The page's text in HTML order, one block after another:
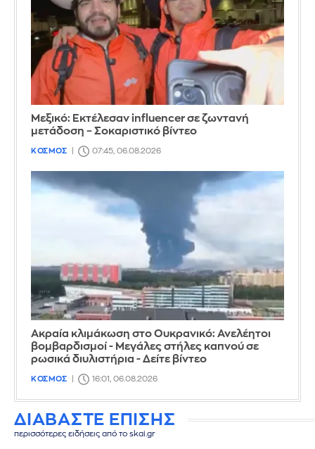
Μεξικό: Εκτέλεσαν influencer σε ζωντανή
μετάδοση – Σοκαριστικό βίντεο
ΚΟΣΜΟΣ 07:45, 06.08.2026
Ακραία κλιμάκωση στο Ουκρανικό: Ανελέητοι
βομβαρδισμοί - Μεγάλες στήλες καπνού σε
ρωσικά διυλιστήρια - Δείτε βίντεο
ΚΟΣΜΟΣ 16:01, 06.08.2026
ΔΙΑΒΑΣΤΕ ΕΠΙΣΗΣ
περισσότερες ειδήσεις από το skai.gr